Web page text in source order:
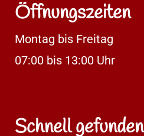
Öffnungszeiten
Montag bis Freitag
07:00 bis 13:00 Uhr
Schnell gefunden